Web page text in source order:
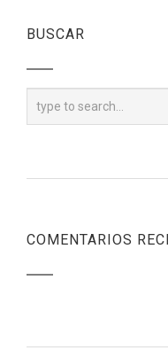
BUSCAR
COMENTARIOS